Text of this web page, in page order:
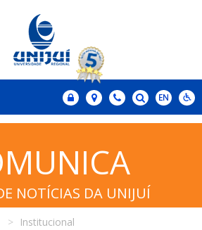
NOTÍCIAS DA UNIJUÍ
Institucional